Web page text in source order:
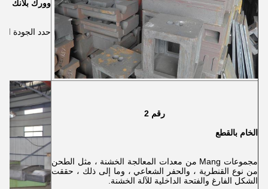
وورك بلانك
حدد الجودة
رقم 2
الخام بالقطع
مجموعات Mang من معدات المعالجة الخشنة ، مثل الطحن
من نوع القنطرية ، والحفر الشعاعي ، وما إلى ذلك ، حققت
الشكل الفارغ والفتحة الداخلية للآلة الخشنة.